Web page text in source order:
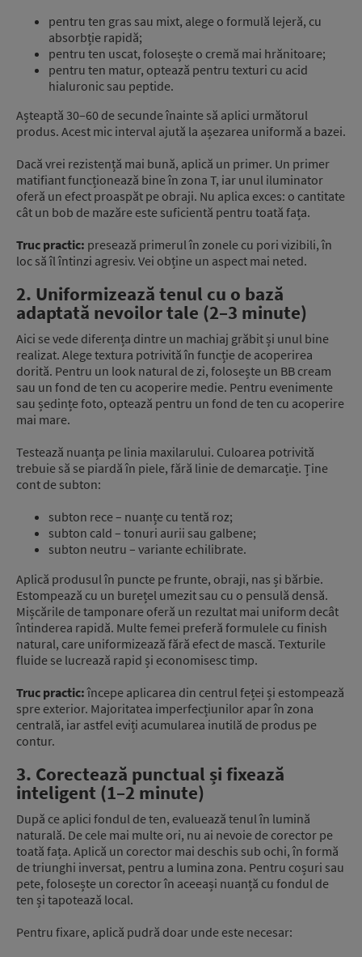
pentru ten gras sau mixt, alege o formulă lejeră, cu
absorbție rapidă;
pentru ten uscat, folosește o cremă mai hrănitoare;
pentru ten matur, optează pentru texturi cu acid
hialuronic sau peptide.
Așteaptă 30–60 de secunde înainte să aplici următorul
produs. Acest mic interval ajută la așezarea uniformă a bazei.
Dacă vrei rezistență mai bună, aplică un primer. Un primer
matifiant funcționează bine în zona T, iar unul iluminator
oferă un efect proaspăt pe obraji. Nu aplica exces: o cantitate
cât un bob de mazăre este suficientă pentru toată fața.
Truc practic: presează primerul în zonele cu pori vizibili, în
loc să îl întinzi agresiv. Vei obține un aspect mai neted.
2. Uniformizează tenul cu o bază
adaptată nevoilor tale (2–3 minute)
Aici se vede diferența dintre un machiaj grăbit și unul bine
realizat. Alege textura potrivită în funcție de acoperirea
dorită. Pentru un look natural de zi, folosește un BB cream
sau un fond de ten cu acoperire medie. Pentru evenimente
sau ședințe foto, optează pentru un fond de ten cu acoperire
mai mare.
Testează nuanța pe linia maxilarului. Culoarea potrivită
trebuie să se piardă în piele, fără linie de demarcație. Ține
cont de subton:
subton rece – nuanțe cu tentă roz;
subton cald – tonuri aurii sau galbene;
subton neutru – variante echilibrate.
Aplică produsul în puncte pe frunte, obraji, nas și bărbie.
Estompează cu un burețel umezit sau cu o pensulă densă.
Mișcările de tamponare oferă un rezultat mai uniform decât
întinderea rapidă. Multe femei preferă formulele cu finish
natural, care uniformizează fără efect de mască. Texturile
fluide se lucrează rapid și economisesc timp.
Truc practic:începe aplicarea din centrul feței și estompează
spre exterior. Majoritatea imperfecțiunilor apar în zona
centrală, iar astfel eviți acumularea inutilă de produs pe
contur.
3. Corectează punctual și fixează
inteligent (1–2 minute)
După ce aplici fondul de ten, evaluează tenul în lumină
naturală. De cele mai multe ori, nu ai nevoie de corector pe
toată fața. Aplică un corector mai deschis sub ochi, în formă
de triunghi inversat, pentru a lumina zona. Pentru coșuri sau
pete, folosește un corector în aceeași nuanță cu fondul de
ten și tapotează local.
Pentru fixare, aplică pudră doar unde este necesar: